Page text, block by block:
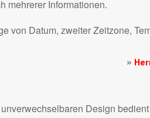
mehrerer Informationen.
von Datum, zweiter Zeitzone,
»
Design